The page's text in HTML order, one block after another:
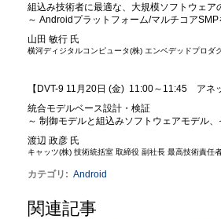
組込み技術者に最適な、大規模ソフトウェ
～ Androidプラットフォーム/マルチコアSMP
山田 敏行 氏
横河ディジタルコンピュータ(株) エンベデッドプロダ
【DVT-9 11月20日 (金) 11:00～11:45 アネ
統合モデルベース設計・検証
～ 制御モデルと組込みソフトウェアモデル
渡辺 政彦 氏
キャッツ(株) 技術統括室 取締役 副社長 最高技術責任
カテゴリ : Android
関連記事